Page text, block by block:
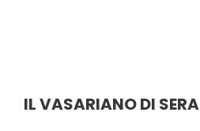
IL VASARIANO DI SERA